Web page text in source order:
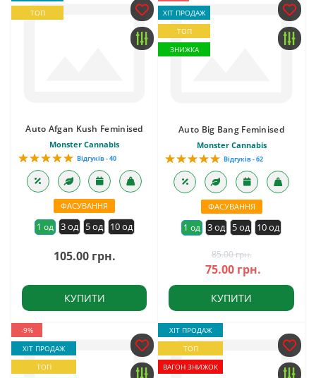
ТОП
Auto Afgan Kush Feminised
Monster Cannabis
Відгуків - 40
ФАСУВАННЯ
1 од 3 од 5 од 10 од
105.00 грн.
КУПИТИ
ХІТ ПРОДАЖ
ТОП
ЗНИЖКА
Auto Big Bang Feminised
Monster Cannabis
Відгуків - 62
ФАСУВАННЯ
1 од 3 од 5 од 10 од
85.00 грн.
75.00 грн.
КУПИТИ
-9%
ХІТ ПРОДАЖ
ТОП
ХІТ ПРОДАЖ
ТОП
ВАГОН ЗНИЖОК